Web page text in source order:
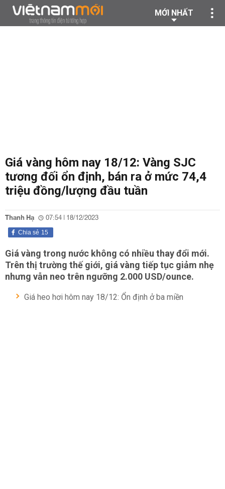
MỚI NHẤT
Giá vàng hôm nay 18/12: Vàng SJC
tương đối ổn định, bán ra ở mức 74,4
triệu đồng/lượng đầu tuần
Thanh Hạ 07:54 | 18/12/2023
15
Chia sẻ
Giá vàng trong nước không có nhiều thay đổi mới.
Trên thị trường thế giới, giá vàng tiếp tục giảm nhẹ
nhưng vẫn neo trên ngưỡng 2.000 USD/ounce.
Giá heo hơi hôm nay 18/12: Ổn định ở ba miền